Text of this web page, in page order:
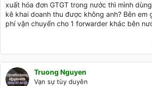
xuất hóa đơn GTGT trong nước thì mình
kê khai doanh thu được không anh? Bên em
phí vận chuyển cho 1 forwarder khác bên
Truong Nguyen
Vạn sự tùy duyên